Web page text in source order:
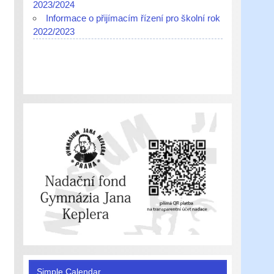
2023/2024
Informace o přijímacím řízení pro školní rok
2022/2023
Simple Calendar